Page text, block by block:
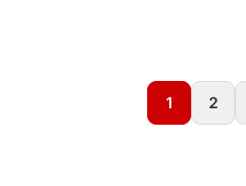
1 2